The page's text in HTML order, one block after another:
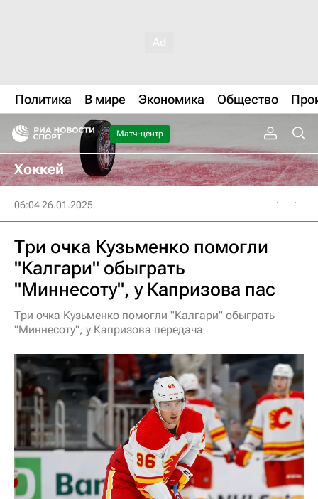
Политика В мире Экономика Общество
Матч-центр
Хоккей
06:04 26.01.2025
Три очка Кузьменко помогли
"Калгари" обыграть
"Миннесоту", у Капризова пас
Три очка Кузьменко помогли "Калгари" обыграть
"Миннесоту", у Капризова передача